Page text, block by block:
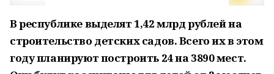
В республике выделят 1,42 млрд рублей на
строительство детских садов. Всего их в этом
году планируют построить 24 на 3890 мест.